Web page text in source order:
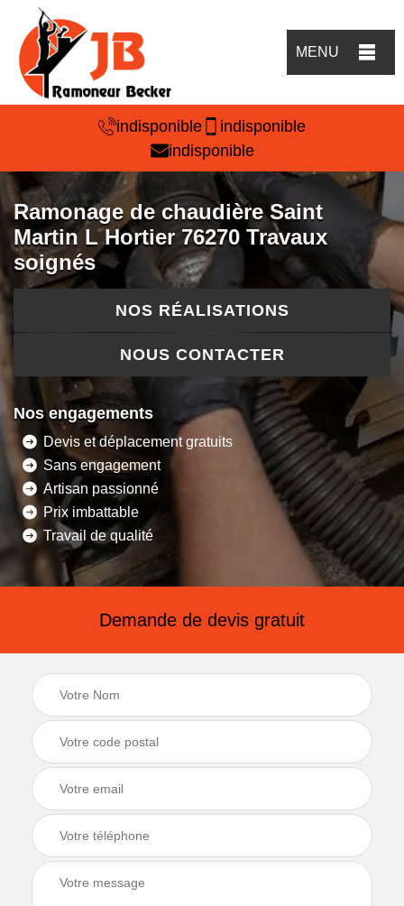
MENU
indisponible
indisponible
indisponible
Ramonage de chaudière Saint
Martin L Hortier 76270 Travaux
soignés
NOS RÉALISATIONS
NOUS CONTACTER
Nos engagements
Devis et déplacement gratuits
Sans engagement
Artisan passionné
Prix imbattable
Travail de qualité
Demande de devis gratuit